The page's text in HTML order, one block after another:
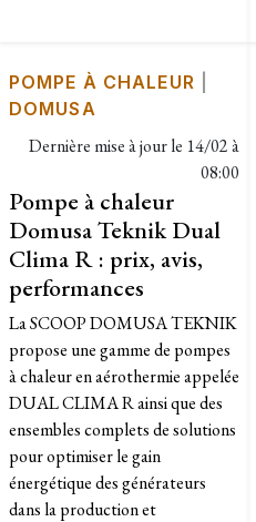
POMPE À CHALEUR
DOMUSA
Dernière mise à jour le 14/02 à
08:00
Pompe à chaleur
Domusa Teknik Dual
Clima R : prix, avis,
performances
La SCOOP DOMUSA TEKNIK
propose une gamme de pompes
à chaleur en aérothermie appelée
DUAL CLIMA R ainsi que des
ensembles complets de solutions
pour optimiser le gain
énergétique des générateurs
dans la production et